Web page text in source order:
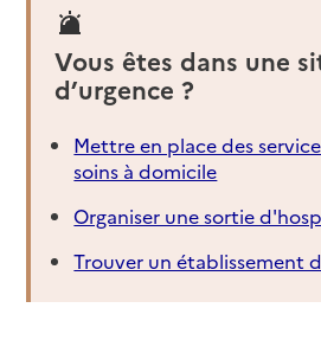
Vous êtes dans une
d’urgence ?
Mettre en place des
soins à domicile
Organiser une sortie
Trouver un établissement